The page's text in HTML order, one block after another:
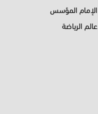
الإمام المؤسس
عالم الرياضة